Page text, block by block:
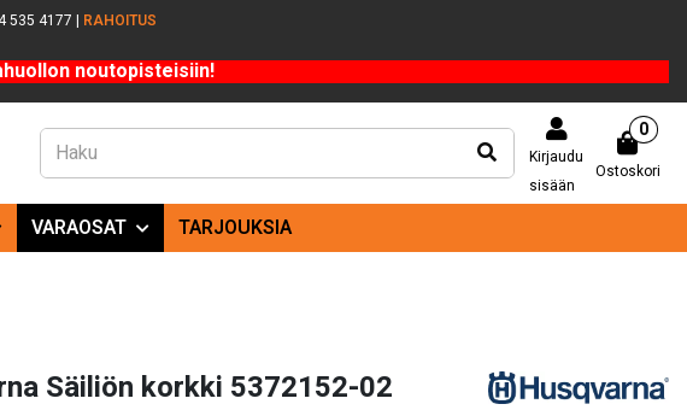
535 4177 | RAHOITUS
noutopisteisiin!
Kirjaudu
sisään
Ostoskori
0
VARAOSAT TARJOUKSIA
Säiliön korkki 5372152-02